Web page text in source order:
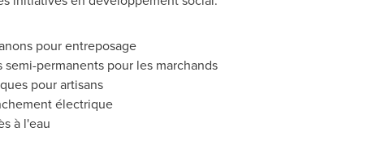
pour entreposage
semi-permanents pour les marchands
pour artisans
électrique
à l'eau